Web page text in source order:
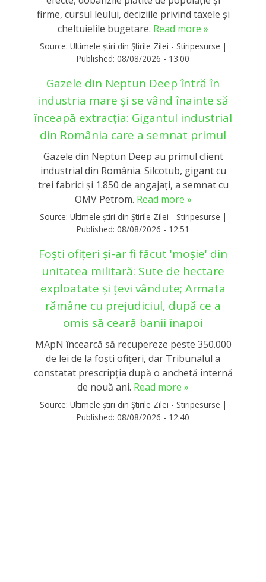
firme, cursul leului, deciziile privind taxele și
cheltuielile bugetare. Read more »
Source: Ultimele știri din Știrile Zilei - Stiripesurse |
Published: 08/08/2026 - 13:00
Gazele din Neptun Deep întră în
industria mare și se vând înainte să
înceapă extracția: Gigantul industrial
din România care a semnat primul
Gazele din Neptun Deep au primul client
industrial din România. Silcotub, gigant cu
trei fabrici și 1.850 de angajați, a semnat cu
OMV Petrom. Read more »
Source: Ultimele știri din Știrile Zilei - Stiripesurse |
Published: 08/08/2026 - 12:51
Foști ofițeri și-ar fi făcut 'moșie' din
unitatea militară: Sute de hectare
exploatate și țevi vândute; Armata
rămâne cu prejudiciul, după ce a
omis să ceară banii înapoi
MApN încearcă să recupereze peste 350.000
de lei de la foști ofițeri, dar Tribunalul a
constatat prescripția după o anchetă internă
de nouă ani. Read more »
Source: Ultimele știri din Știrile Zilei - Stiripesurse |
Published: 08/08/2026 - 12:40